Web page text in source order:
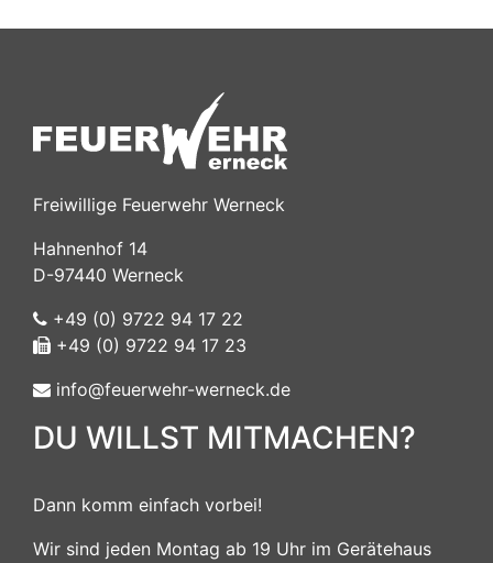
Freiwillige Feuerwehr Werneck
Hahnenhof 14
D-97440 Werneck
+49 (0) 9722 94 17 22
+49 (0) 9722 94 17 23
info@feuerwehr-werneck.de
DU WILLST MITMACHEN?
Dann komm einfach vorbei!
Wir sind jeden Montag ab 19 Uhr im Gerätehaus